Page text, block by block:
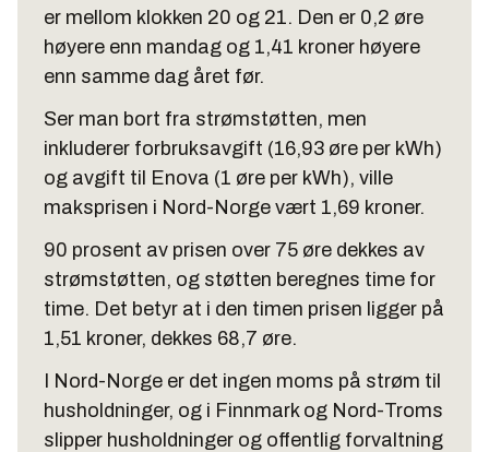
er mellom klokken 20 og 21. Den er 0,2 øre
høyere enn mandag og 1,41 kroner høyere
enn samme dag året før.
Ser man bort fra strømstøtten, men
inkluderer forbruksavgift (16,93 øre per kWh)
og avgift til Enova (1 øre per kWh), ville
maksprisen i Nord-Norge vært 1,69 kroner.
90 prosent av prisen over 75 øre dekkes av
strømstøtten, og støtten beregnes time for
time. Det betyr at i den timen prisen ligger på
1,51 kroner, dekkes 68,7 øre.
I Nord-Norge er det ingen moms på strøm til
husholdninger, og i Finnmark og Nord-Troms
slipper husholdninger og offentlig forvaltning